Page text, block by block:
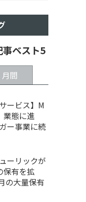
事ベスト5
月間
ービス】M
業態に進
ー事業に続
ーリックが
保有を拡
大量保有